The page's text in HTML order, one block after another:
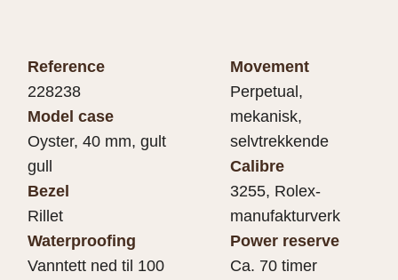
Reference
228238
Model case
Oyster, 40 mm, gult
gull
Bezel
Rillet
Waterproofing
Vanntett ned til 100
Movement
Perpetual,
mekanisk,
selvtrekkende
Calibre
3255, Rolex-
manufakturverk
Power reserve
Ca. 70 timer